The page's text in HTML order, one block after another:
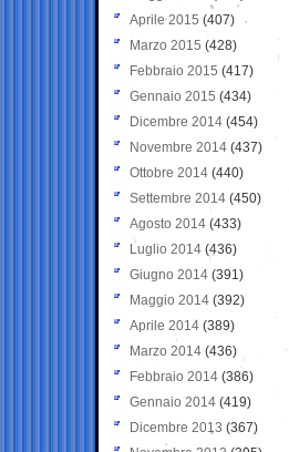
Aprile 2015 (407)
Marzo 2015 (428)
Febbraio 2015 (417)
Gennaio 2015 (434)
Dicembre 2014 (454)
Novembre 2014 (437)
Ottobre 2014 (440)
Settembre 2014 (450)
Agosto 2014 (433)
Luglio 2014 (436)
Giugno 2014 (391)
Maggio 2014 (392)
Aprile 2014 (389)
Marzo 2014 (436)
Febbraio 2014 (386)
Gennaio 2014 (419)
Dicembre 2013 (367)